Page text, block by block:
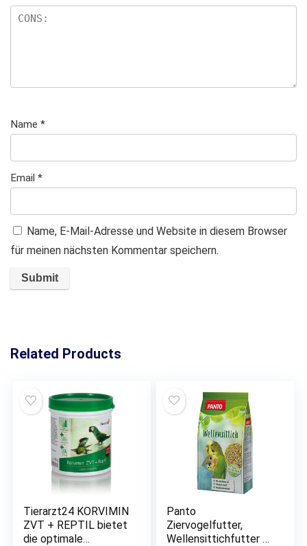
Name *
Email *
Name, E-Mail-Adresse und Website in diesem Browser
für meinen nächsten Kommentar speichern.
Related Products
Tierarzt24 KORVIMIN
ZVT + REPTIL bietet
die optimale
Panto
Ziervogelfutter,
Wellensittichfutter 1